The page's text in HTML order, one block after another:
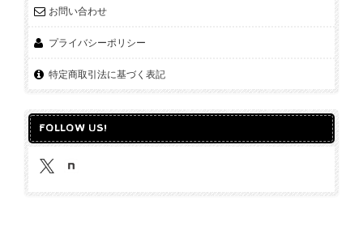
お問い合わせ
プライバシーポリシー
特定商取引法に基づく表記
FOLLOW US!